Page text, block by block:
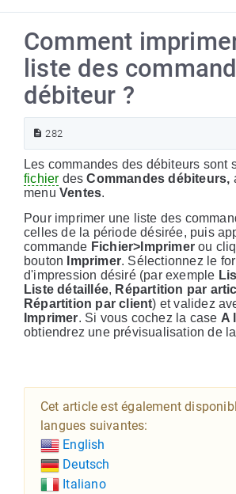
Comment
liste des
débiteur ?
282
Les commandes des débiteurs sont
fichier desCommandes débiteurs,
menu Ventes.
Pour imprimer une liste des
celles de la période désirée, puis
commande Fichier>Imprimer ou
bouton
Imprimer. Sélectionnez le
d'impression désiré (par exemple
Liste détaillée, Répartition par
Répartition par client) et validez
Imprimer. Si vous cochez la case A
obtiendrez une prévisualisation de
Cet article est également
langues suivantes:
English
Deutsch
Italiano